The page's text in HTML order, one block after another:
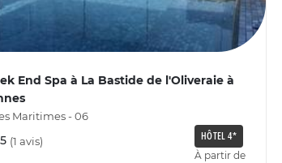
End Spa à La Bastide de l'Oliveraie à
Maritimes - 06
5 HÔTEL 4*
À partir de